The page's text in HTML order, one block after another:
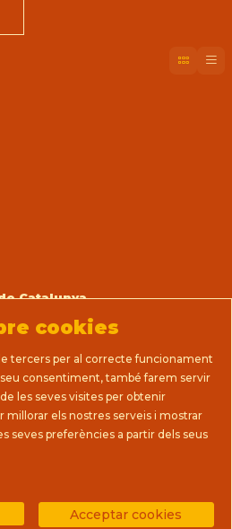
Catalunya
Ús de Cookies
Contactar
cookies
tercers per al correcte funcionament
consentiment, també farem servir
les seves visites per obtenir
millorar els nostres serveis i mostrar
seves preferències a partir dels seus
Acceptar cookies